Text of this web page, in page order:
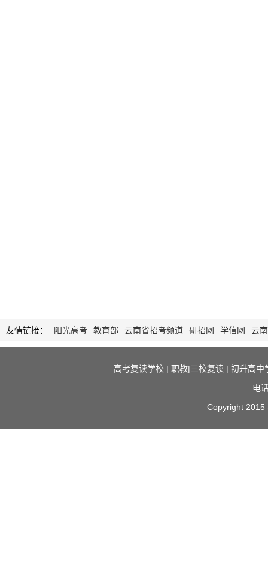
友情链接： 阳光高考 教育部 云南省招考频道 研招网 学信网 云
高考复读学校| 职教|三校复读| 初升高中
电
Copyright